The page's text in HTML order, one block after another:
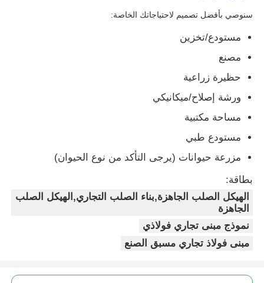
سنوصي بأفضل تصميم لاحتياجاتك الخاصة:
مستودع/تخزين
مصنع
حظيرة زراعية
ورشة إصلاح/ميكانيكي
مساحة مكتبية
مستودع طبي
مزرعة حيوانات (يرجى التأكد من نوع الحيوان)
بطاقة:
الهيكل الصلب الجاهزة,بناء الصلب التجاري,الهيكل الصلب
الجاهزة
نموذج مبنى تجاري فولاذي
مبنى فولاذ تجاري مسبق الصنع